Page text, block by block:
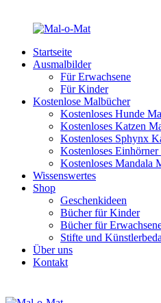
Startseite
Ausmalbilder
Für Erwachsene
Für Kinder
Kostenlose Malbücher
Kostenloses Hunde
Kostenloses Katzen
Kostenloses Sphynx
Kostenloses
Kostenloses Mandala
Wissenswertes
Shop
Geschenkideen
Bücher für Kinder
Bücher für
Stifte und
Über uns
Kontakt